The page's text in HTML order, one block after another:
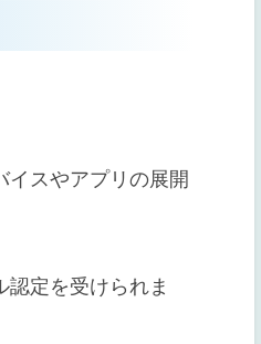
イスやアプリの展開
定を受けられま